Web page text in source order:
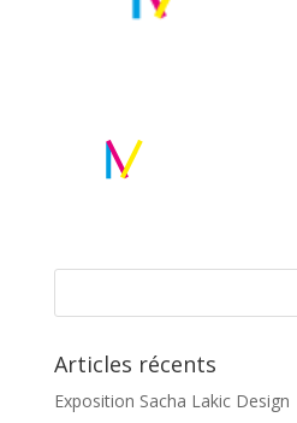
Articles récents
Exposition Sacha Lakic Design